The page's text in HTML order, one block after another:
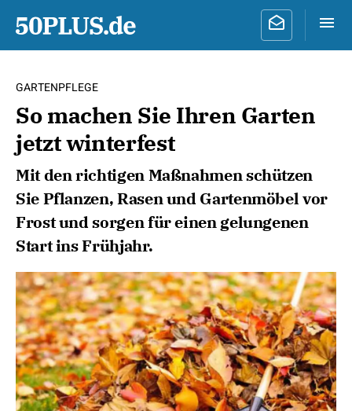
GARTENPFLEGE
So machen Sie Ihren Garten
jetzt winterfest
Mit den richtigen Maßnahmen schützen
Sie Pflanzen, Rasen und Gartenmöbel vor
Frost und sorgen für einen gelungenen
Start ins Frühjahr.